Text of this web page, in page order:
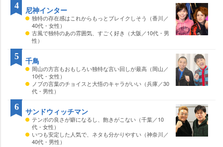
尼神インター
独特の存在感はこれからもっとブレイクしそう（香川／
40代・女性）
古風で独特のあの雰囲気、すごく好き（大阪／10代・男
性）
4
千鳥
岡山の方言もおもしろい独特な言い回しが最高（岡山／
10代・女性）
ノブの言葉のチョイスと大悟のキャラがいい（兵庫／30
代・男性）
5
サンドウィッチマン
テンポの良さが癖になるし、飽きがこない（千葉／10
代・女性）
いつも安定した人気で、ネタも分かりやすい（神奈川／
40代・男性）
6